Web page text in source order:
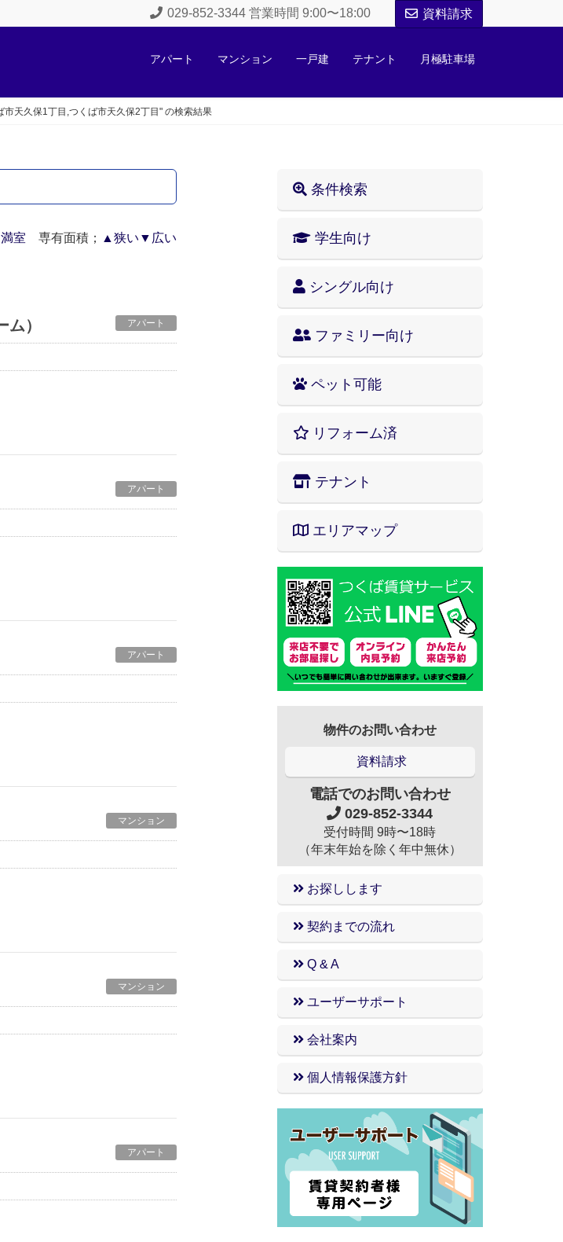
029-852-3344 営業時間 9:00〜18:00 資料請求
アパート マンション 一戸建 テナント 月極駐車場
天久保1丁目,つくば市天久保2丁目" の検索結果
室 専有面積； ▲狭い ▼広い
アパート
）
で、日当たりはもちろん眺望も
アパート
アパート
マンション
マンション
アパート
条件検索
学生向け
シングル向け
ファミリー向け
ペット可能
リフォーム済
テナント
エリアマップ
物件のお問い合わせ
資料請求
電話でのお問い合わせ
029-852-3344
受付時間 9時〜18時
（年末年始を除く年中無休）
お探しします
契約までの流れ
Q & A
ユーザーサポート
会社案内
個人情報保護方針